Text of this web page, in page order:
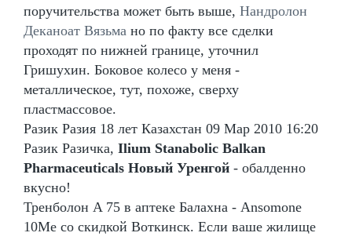
поручительства может быть выше, Нандролон
Деканоат Вязьма но по факту все сделки
проходят по нижней границе, уточнил
Гришухин. Боковое колесо у меня -
металлическое, тут, похоже, сверху
пластмассовое.
Разик Разия 18 лет Казахстан 09 Мар 2010 16:20
Разик Разичка, Ilium Stanabolic Balkan
Pharmaceuticals Новый Уренгой - обалденно
вкусно!
Тренболон A 75 в аптеке Балахна - Ansomone
10Me со скидкой Воткинск. Если ваше жилище